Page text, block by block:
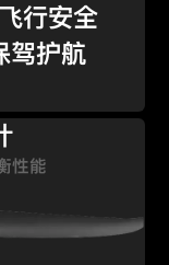
行安全
驾护航
性能